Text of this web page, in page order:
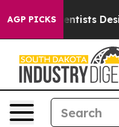
AGP PICKS
Scientists Designed